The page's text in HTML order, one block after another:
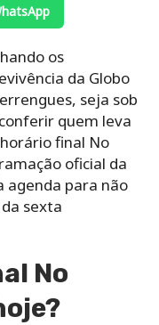
os
da Globo
seja sob
quem leva
final No
oficial da
agenda para não
sexta
No